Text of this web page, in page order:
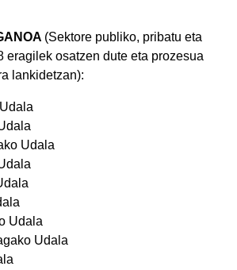
(Sektore publiko, pribatu eta
eragilek osatzen dute eta prozesua
lankidetzan):
Udala
Udala
Udala